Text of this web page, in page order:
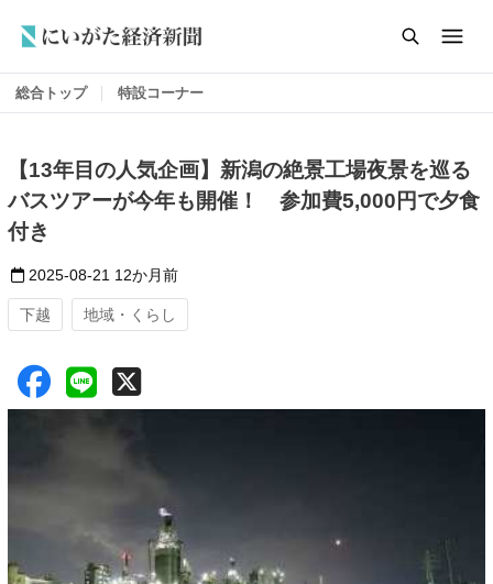
総合トップ 特設コーナー
【13年目の人気企画】新潟の絶景工場夜景を巡る
バスツアーが今年も開催！ 参加費5,000円で夕食
付き
2025-08-21 12か月前
下越 地域・くらし